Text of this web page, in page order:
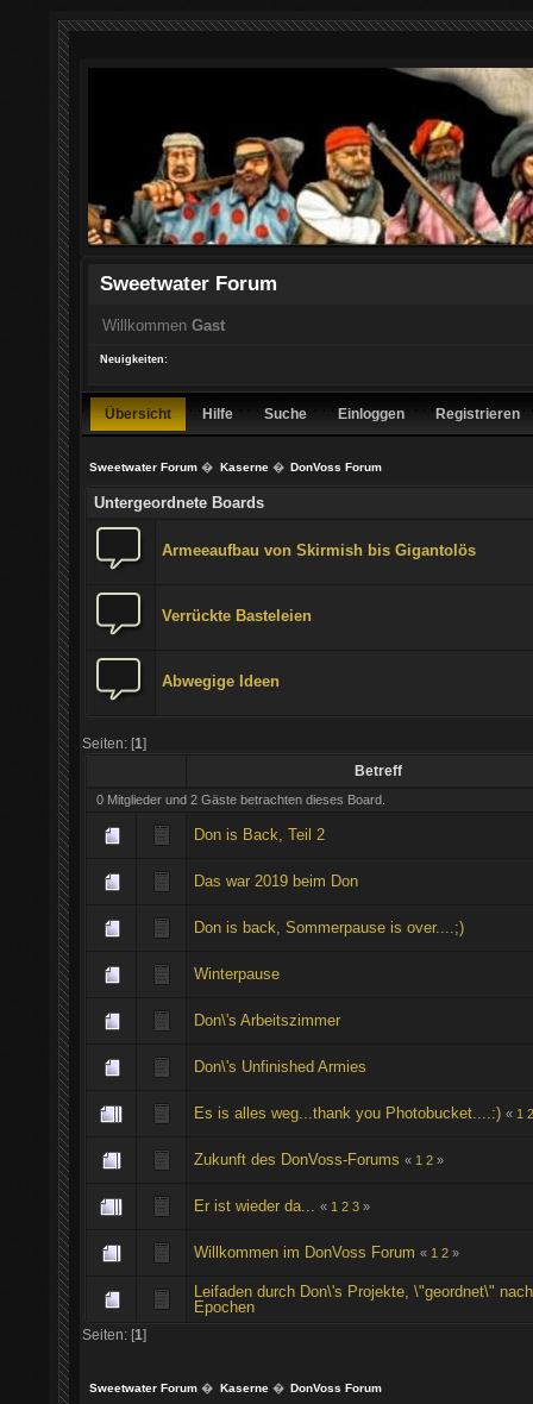
Sweetwater Forum
Willkommen Gast
Neuigkeiten:
Übersicht Hilfe Suche Einloggen Registrieren
Sweetwater Forum � Kaserne� DonVoss Forum
Untergeordnete Boards
Armeeaufbau von Skirmish bis Gigantolös
Verrückte Basteleien
Abwegige Ideen
Seiten: [1]
Betreff
0 Mitglieder und 2 Gäste betrachten dieses Board.
Don is Back, Teil 2
Das war 2019 beim Don
Don is back, Sommerpause is over....;)
Winterpause
Don\'s Arbeitszimmer
Don\'s Unfinished Armies
Es is alles weg...thank you Photobucket....:) « 1
Zukunft des DonVoss-Forums « 1 2 »
Er ist wieder da... « 1 2 3 »
Willkommen im DonVoss Forum « 1 2 »
Leifaden durch Don\'s Projekte, \"geordnet\" nach
Epochen
Seiten: [1]
Sweetwater Forum � Kaserne� DonVoss Forum